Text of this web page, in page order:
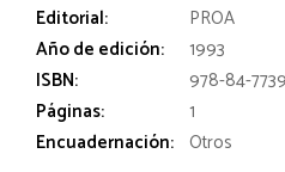
Editorial:
PROA
Año de edición:
1993
ISBN:
978-84-
Páginas:
1
Encuadernación: Otros